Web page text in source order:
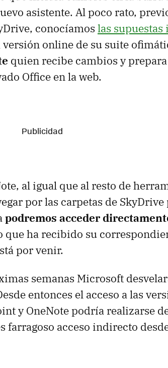
asistente. Al poco rato,
conocíamos las
online de su suite
quien recibe cambios y
Office en la web.
al igual que al resto de
por las carpetas de
podremos acceder
que ha recibido su
por venir.
semanas Microsoft
entonces el acceso a las
y OneNote podría realizarse
farragoso acceso indirecto